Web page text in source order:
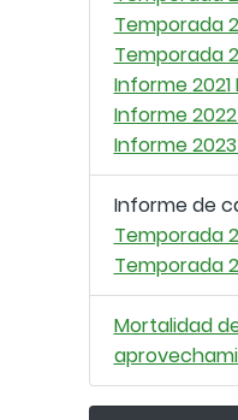
Temporada
Temporada
Informe 2021
Informe 2022
Informe 2023
Informe de
Temporada
Temporada
Mortalidad